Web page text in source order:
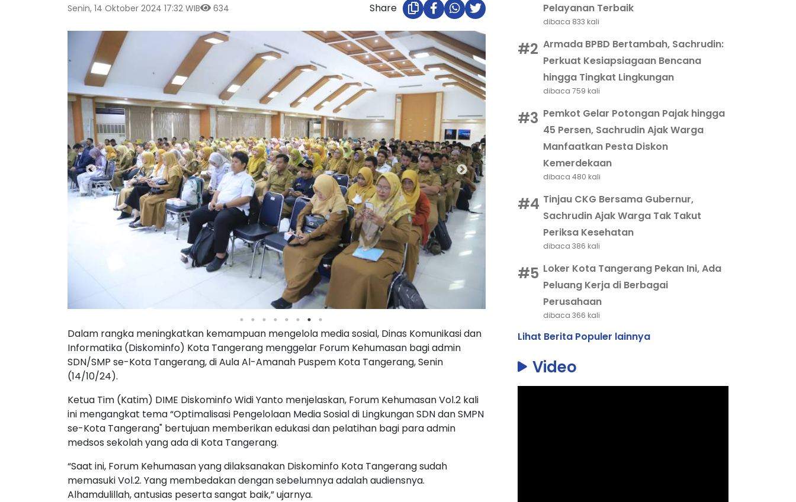
Senin, 14 Oktober 2024 17:32 WIB 634 Share
Dalam rangka meningkatkan kemampuan mengelola media sosial, Dinas Komunikasi dan
Informatika (Diskominfo) Kota Tangerang menggelar Forum Kehumasan bagi admin
SDN/SMP se-Kota Tangerang, di Aula Al-Amanah Puspem Kota Tangerang, Senin
(14/10/24).
Ketua Tim (Katim) DIME Diskominfo Widi Yanto menjelaskan, Forum Kehumasan Vol.2 kali
ini mengangkat tema “Optimalisasi Pengelolaan Media Sosial di Lingkungan SDN dan SMPN
se-Kota Tangerang" bertujuan memberikan edukasi dan pelatihan bagi para admin
medsos sekolah yang ada di Kota Tangerang.
“Saat ini, Forum Kehumasan yang dilaksanakan Diskominfo Kota Tangerang sudah
memasuki Vol.2. Yang membedakan dengan sebelumnya adalah audiensnya.
Alhamdulillah, antusias peserta sangat baik,” ujarnya.
Pelayanan Terbaik
dibaca 833 kali
#2 Armada BPBD Bertambah, Sachrudin:
Perkuat Kesiapsiagaan Bencana
hingga Tingkat Lingkungan
dibaca 759 kali
#3 Pemkot Gelar Potongan Pajak hingga
45 Persen, Sachrudin Ajak Warga
Manfaatkan Pesta Diskon
Kemerdekaan
dibaca 480 kali
#4 Tinjau CKG Bersama Gubernur,
Sachrudin Ajak Warga Tak Takut
Periksa Kesehatan
dibaca 386 kali
#5 Loker Kota Tangerang Pekan Ini, Ada
Peluang Kerja di Berbagai
Perusahaan
dibaca 366 kali
Lihat Berita Populer lainnya
Video